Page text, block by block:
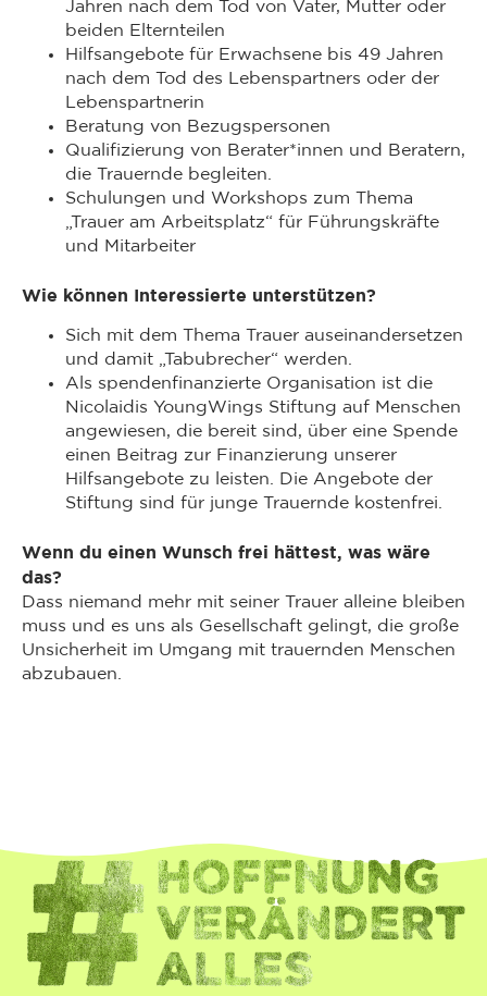
Jahren nach dem Tod von Vater, Mutter oder
beiden Elternteilen
Hilfsangebote für Erwachsene bis 49 Jahren
nach dem Tod des Lebenspartners oder der
Lebenspartnerin
Beratung von Bezugspersonen
Qualifizierung von Berater*innen und Beratern,
die Trauernde begleiten.
Schulungen und Workshops zum Thema
„Trauer am Arbeitsplatz“ für Führungskräfte
und Mitarbeiter
Wie können Interessierte unterstützen?
Sich mit dem Thema Trauer auseinandersetzen
und damit „Tabubrecher“ werden.
Als spendenfinanzierte Organisation ist die
Nicolaidis YoungWings Stiftung auf Menschen
angewiesen, die bereit sind, über eine Spende
einen Beitrag zur Finanzierung unserer
Hilfsangebote zu leisten. Die Angebote der
Stiftung sind für junge Trauernde kostenfrei.
Wenn du einen Wunsch frei hättest, was wäre
das?
Dass niemand mehr mit seiner Trauer alleine bleiben
muss und es uns als Gesellschaft gelingt, die große
Unsicherheit im Umgang mit trauernden Menschen
abzubauen.